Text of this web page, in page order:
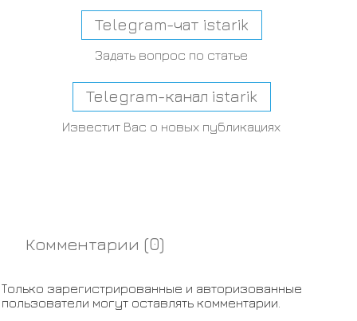
Telegram-чат istarik
Задать вопрос по статье
Telegram-канал istarik
Известит Вас о новых публикациях
Комментарии (0)
Только зарегистрированные и авторизованные
пользователи могут оставлять комментарии.